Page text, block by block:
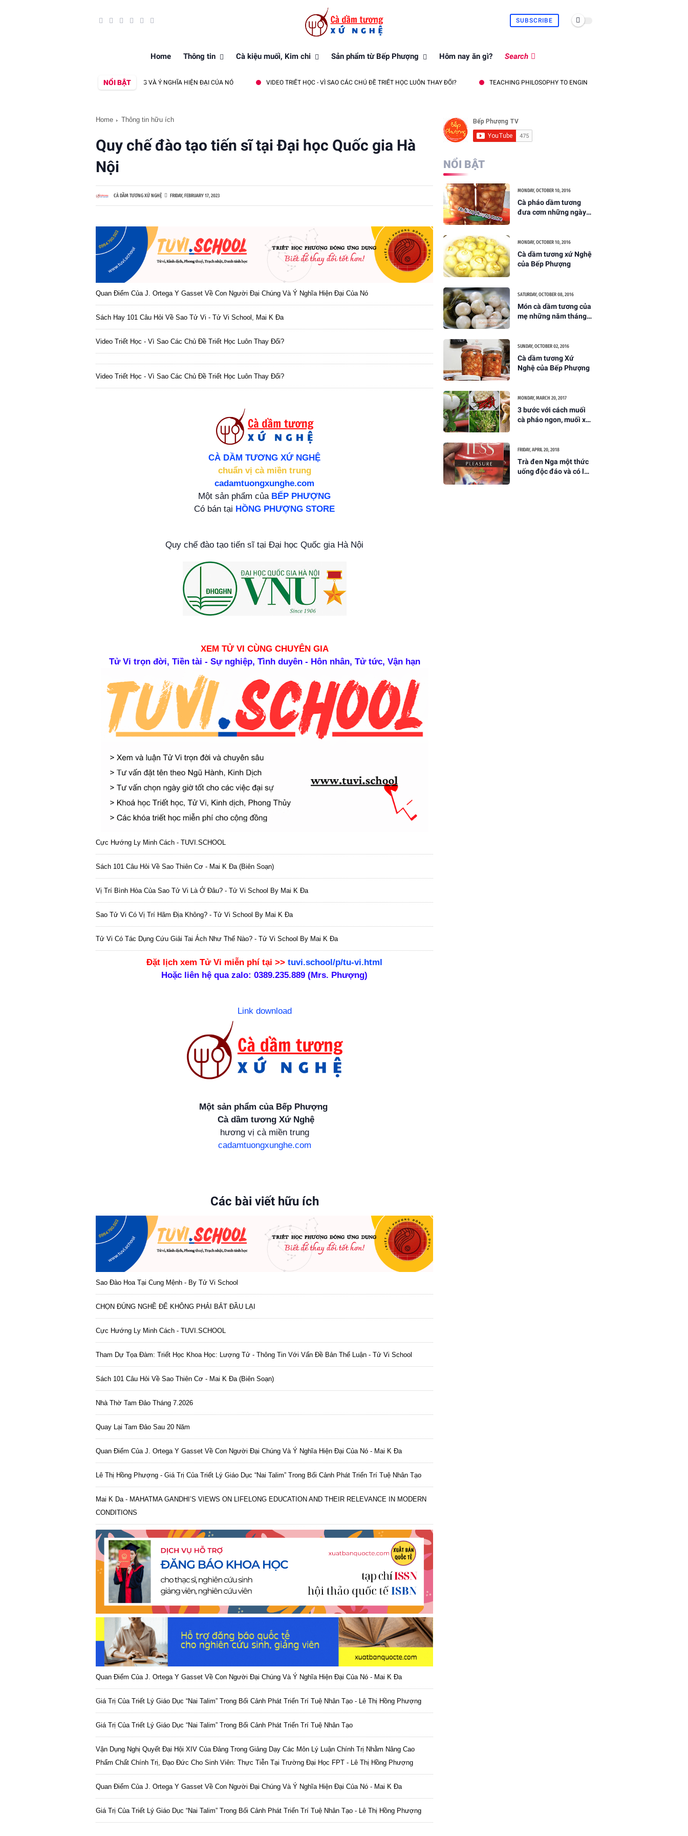
SUBSCRIBE
Home Thông tin Cà kiệu muối, Kim chi Sản phẩm từ Bếp Phượng Hôm nay ăn gì? Search
NỔI BẬT
Y GASSET VỀ CON NGƯỜI ĐẠI CHÚNG VÀ Ý NGHĨA HIỆN ĐẠI CỦA NÓ VIDEO TRIẾT HỌC - VÌ SAO CÁC CHỦ ĐỀ TRIẾT HỌC LUÔN THAY ĐỔI? TEACHING PHILOSOPHY TO ENGINEERING AND TECHNOLOGY STUDENTS IN
Home Thông tin hữu ích
Quy chế đào tạo tiến sĩ tại Đại học Quốc gia Hà
Nội
CÀ DẦM TƯƠNG XỨ NGHỆ FRIDAY, FEBRUARY 17, 2023
Quan Điểm Của J. Ortega Y Gasset Về Con Người Đại Chúng Và Ý Nghĩa Hiện Đại Của Nó
Sách Hay 101 Câu Hỏi Về Sao Tử Vi - Tử Vi School, Mai K Đa
Video Triết Học - Vì Sao Các Chủ Đề Triết Học Luôn Thay Đổi?
Video Triết Học - Vì Sao Các Chủ Đề Triết Học Luôn Thay Đổi?
CÀ DẦM TƯƠNG XỨ NGHỆ
chuẩn vị cà miền trung
cadamtuongxunghe.com
Một sản phẩm của BẾP PHƯỢNG
Có bán tại HỒNG PHƯỢNG STORE
Quy chế đào tạo tiến sĩ tại Đại học Quốc gia Hà Nội
XEM TỬ VI CÙNG CHUYÊN GIA
Tử Vi trọn đời, Tiền tài - Sự nghiệp, Tình duyên - Hôn nhân, Tử tức, Vận hạn
Cực Hướng Ly Minh Cách - TUVI.SCHOOL
Sách 101 Câu Hỏi Về Sao Thiên Cơ - Mai K Đa (biên Soạn)
Vị Trí Bình Hòa Của Sao Tử Vi Là Ở Đâu? - Tử Vi School By Mai K Đa
Sao Tử Vi Có Vị Trí Hãm Địa Không? - Tử Vi School By Mai K Đa
Tử Vi Có Tác Dụng Cứu Giải Tai Ách Như Thế Nào? - Tử Vi School By Mai K Đa
Đặt lịch xem Tử Vi miễn phí tại >> tuvi.school/p/tu-vi.html
Hoặc liên hệ qua zalo: 0389.235.889 (Mrs. Phượng)
Link download
Một sản phẩm của Bếp Phượng
Cà dầm tương Xứ Nghệ
hương vị cà miền trung
cadamtuongxunghe.com
Các bài viết hữu ích
Sao Đào Hoa Tại Cung Mệnh - By Tử Vi School
CHỌN ĐÚNG NGHỀ ĐỂ KHÔNG PHẢI BẮT ĐẦU LẠI
Cực Hướng Ly Minh Cách - TUVI.SCHOOL
Tham Dự Tọa Đàm: Triết Học Khoa Học: Lượng Tử - Thông Tin Với Vấn Đề Bản Thể Luận - Tử Vi School
Sách 101 Câu Hỏi Về Sao Thiên Cơ - Mai K Đa (biên Soạn)
Nhà Thờ Tam Đảo Tháng 7.2026
Quay Lại Tam Đảo Sau 20 Năm
Quan Điểm Của J. Ortega Y Gasset Về Con Người Đại Chúng Và Ý Nghĩa Hiện Đại Của Nó - Mai K Đa
Lê Thị Hồng Phượng - Giá Trị Của Triết Lý Giáo Dục “Nai Talim” Trong Bối Cảnh Phát Triển Trí Tuệ Nhân Tạo
Mai K Da - MAHATMA GANDHI’S VIEWS ON LIFELONG EDUCATION AND THEIR RELEVANCE IN MODERN
CONDITIONS
Quan Điểm Của J. Ortega Y Gasset Về Con Người Đại Chúng Và Ý Nghĩa Hiện Đại Của Nó - Mai K Đa
Giá Trị Của Triết Lý Giáo Dục “Nai Talim” Trong Bối Cảnh Phát Triển Trí Tuệ Nhân Tạo - Lê Thị Hồng Phượng
Giá Trị Của Triết Lý Giáo Dục “Nai Talim” Trong Bối Cảnh Phát Triển Trí Tuệ Nhân Tạo
Vận Dụng Nghị Quyết Đại Hội XIV Của Đảng Trong Giảng Dạy Các Môn Lý Luận Chính Trị Nhằm Nâng Cao
Phẩm Chất Chính Trị, Đạo Đức Cho Sinh Viên: Thực Tiễn Tại Trường Đại Học FPT - Lê Thị Hồng Phượng
Quan Điểm Của J. Ortega Y Gasset Về Con Người Đại Chúng Và Ý Nghĩa Hiện Đại Của Nó - Mai K Đa
Giá Trị Của Triết Lý Giáo Dục “Nai Talim” Trong Bối Cảnh Phát Triển Trí Tuệ Nhân Tạo - Lê Thị Hồng Phượng
NỔI BẬT
MONDAY, OCTOBER 10, 2016
Cà pháo dầm tương
đưa cơm những ngày
MONDAY, OCTOBER 10, 2016
Cà dầm tương xứ Nghệ
của Bếp Phượng
SATURDAY, OCTOBER 08, 2016
Món cà dầm tương của
mẹ những năm tháng
SUNDAY, OCTOBER 02, 2016
Cà dầm tương Xứ
Nghệ của Bếp Phượng
MONDAY, MARCH 20, 2017
3 bước với cách muối
cà pháo ngon, muối xổi
FRIDAY, APRIL 20, 2018
Trà đen Nga một thức
uống độc đáo và có lợi